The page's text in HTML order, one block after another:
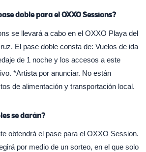
doble para el OXXO Sessions?
se llevará a cabo en el OXXO Playa del
El pase doble consta de: Vuelos de ida
de 1 noche y los accesos a este
*Artista por anunciar. No están
de alimentación y transportación local.
se darán?
obtendrá el pase para el OXXO Session.
por medio de un sorteo, en el que solo